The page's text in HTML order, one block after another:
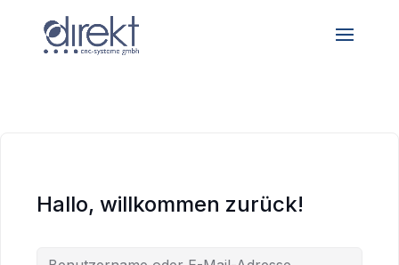
Hallo, willkommen zurück!